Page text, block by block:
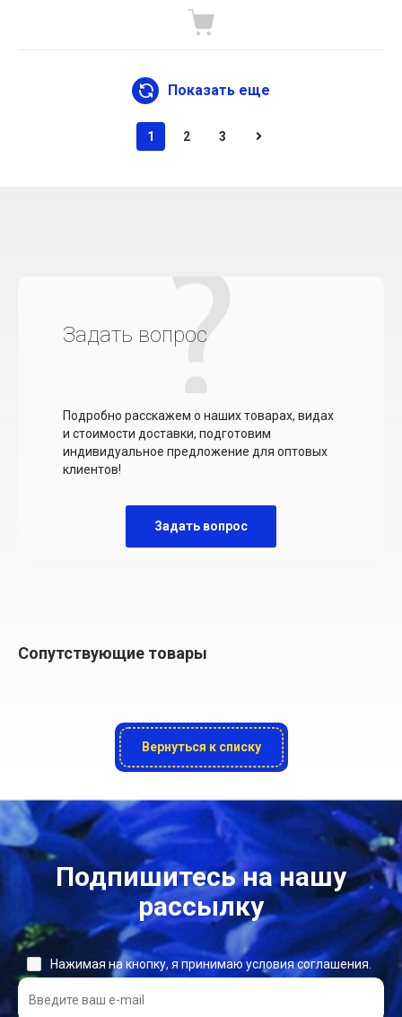
Показать еще
1 2 3
Задать вопрос
Подробно расскажем о наших товарах, видах
и стоимости доставки, подготовим
индивидуальное предложение для оптовых
клиентов!
Задать вопрос
Сопутствующие товары
Вернуться к списку
Подпишитесь на нашу
рассылку
Нажимая на кнопку, я принимаю условия соглашения.